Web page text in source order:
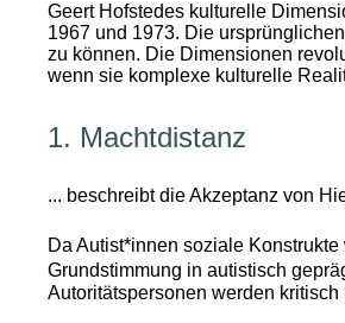
Geert Hofstedes kulturelle
1967 und 1973. Die
zu können. Die Dimensionen
wenn sie komplexe kulturelle
1. Machtdistanz
... beschreibt die Akzeptanz von
Da Autist*innen soziale
Grundstimmung in autistisch
Autoritätspersonen werden